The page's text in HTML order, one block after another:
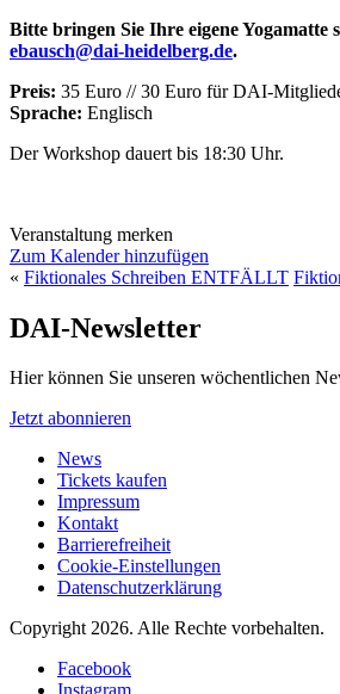
Bitte bringen Sie Ihre eigene
ebausch@dai-heidelberg.de.
Preis: 35 Euro // 30 Euro für DAI-
Sprache: Englisch
Der Workshop dauert bis 18:30 Uhr.
Veranstaltung merken
Zum Kalender hinzufügen
« Fiktionales Schreiben ENTFÄLLT
DAI-Newsletter
Hier können Sie unseren wöchentlichen
Jetzt abonnieren
News
Tickets kaufen
Impressum
Kontakt
Barrierefreiheit
Cookie-Einstellungen
Datenschutzerklärung
Copyright 2026. Alle Rechte vorbehalten.
Facebook